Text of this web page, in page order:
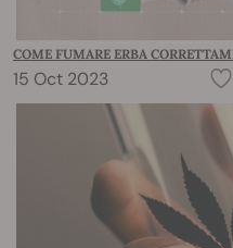
COME FUMARE ERBA
15 Oct 2023